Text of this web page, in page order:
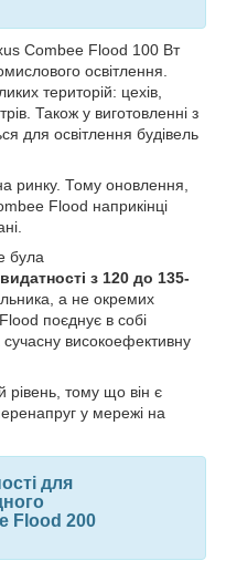
Combee Flood 100 Вт
освітлення.
територій: цехів,
Також у виготовленні з
для освітлення будівель
ринку. Тому оновлення,
Flood наприкінці
була
з 120 до 135-
а не окремих
поєднує в собі
високоефективну
тому що він є
у мережі на
для
Flood 200